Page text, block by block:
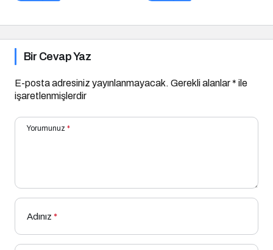
Bir Cevap Yaz
E-posta adresiniz yayınlanmayacak. Gerekli alanlar* ile
işaretlenmişlerdir
Yorumunuz *
Adınız *